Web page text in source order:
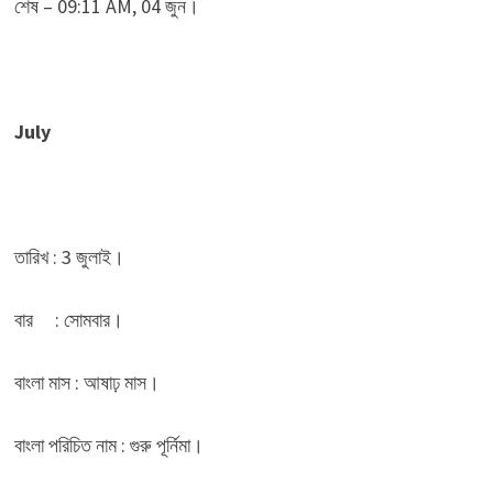
শেষ – 09:11 AM, 04 জুন।
July
তারিখ : 3 জুলাই।
বার : সোমবার।
বাংলা মাস : আষাঢ় মাস।
বাংলা পরিচিত নাম : গুরু পূর্নিমা।